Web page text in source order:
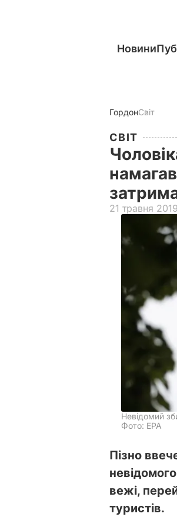
Новини
ГордонСвіт
СВІТ
21 травня
Невідомий
Фото: ЕРА
Пізно
вежі,
туристів.